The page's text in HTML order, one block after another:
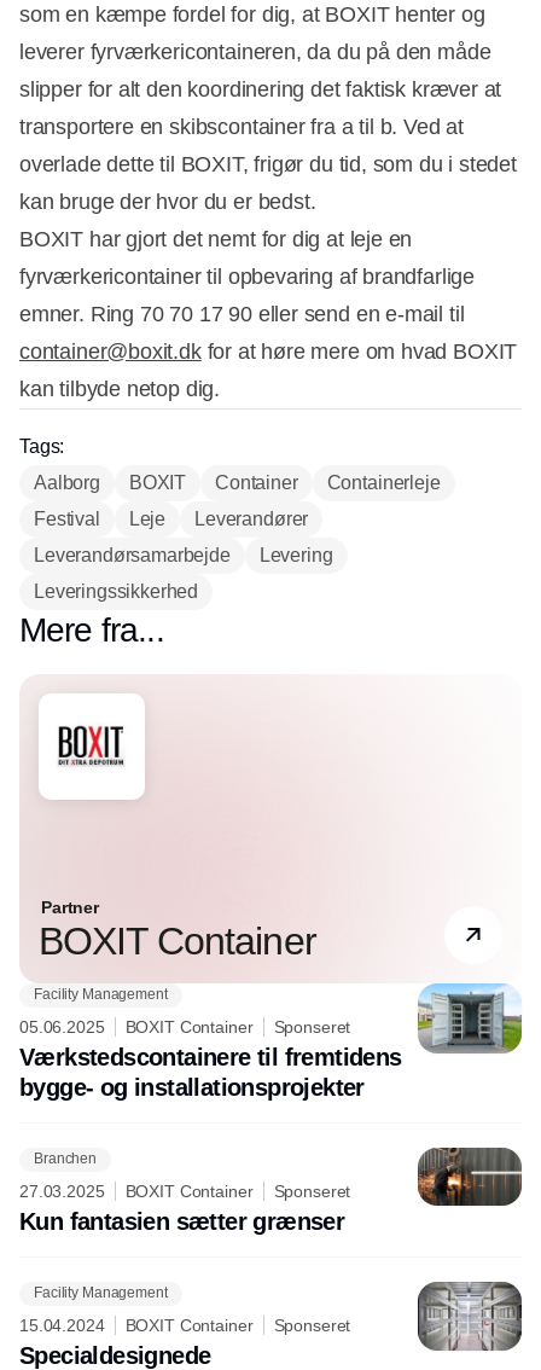
som en kæmpe fordel for dig, at BOXIT henter og
leverer fyrværkericontaineren, da du på den måde
slipper for alt den koordinering det faktisk kræver at
transportere en skibscontainer fra a til b. Ved at
overlade dette til BOXIT, frigør du tid, som du i stedet
kan bruge der hvor du er bedst.
BOXIT har gjort det nemt for dig at leje en
fyrværkericontainer til opbevaring af brandfarlige
emner. Ring 70 70 17 90 eller send en e-mail til
container@boxit.dkfor at høre mere om hvad BOXIT
kan tilbyde netop dig.
Tags:
Aalborg
BOXIT Container
Containerleje
Festival
Leje
Leverandører
Leverandørsamarbejde
Levering
Leveringssikkerhed
Mere fra...
Partner
BOXIT Container
Facility Management
05.06.2025 BOXIT Container Sponseret
Værkstedscontainere til fremtidens
bygge- og installationsprojekter
Branchen
27.03.2025 BOXIT Container Sponseret
Kun fantasien sætter grænser
Facility Management
15.04.2024 BOXIT Container Sponseret
Specialdesignede